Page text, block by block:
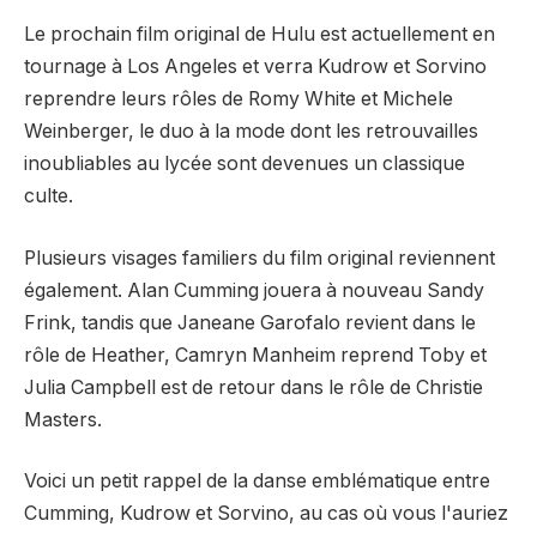
Le prochain film original de Hulu est actuellement en
tournage à Los Angeles et verra Kudrow et Sorvino
reprendre leurs rôles de Romy White et Michele
Weinberger, le duo à la mode dont les retrouvailles
inoubliables au lycée sont devenues un classique
culte.
Plusieurs visages familiers du film original reviennent
également. Alan Cumming jouera à nouveau Sandy
Frink, tandis que Janeane Garofalo revient dans le
rôle de Heather, Camryn Manheim reprend Toby et
Julia Campbell est de retour dans le rôle de Christie
Masters.
Voici un petit rappel de la danse emblématique entre
Cumming, Kudrow et Sorvino, au cas où vous l'auriez